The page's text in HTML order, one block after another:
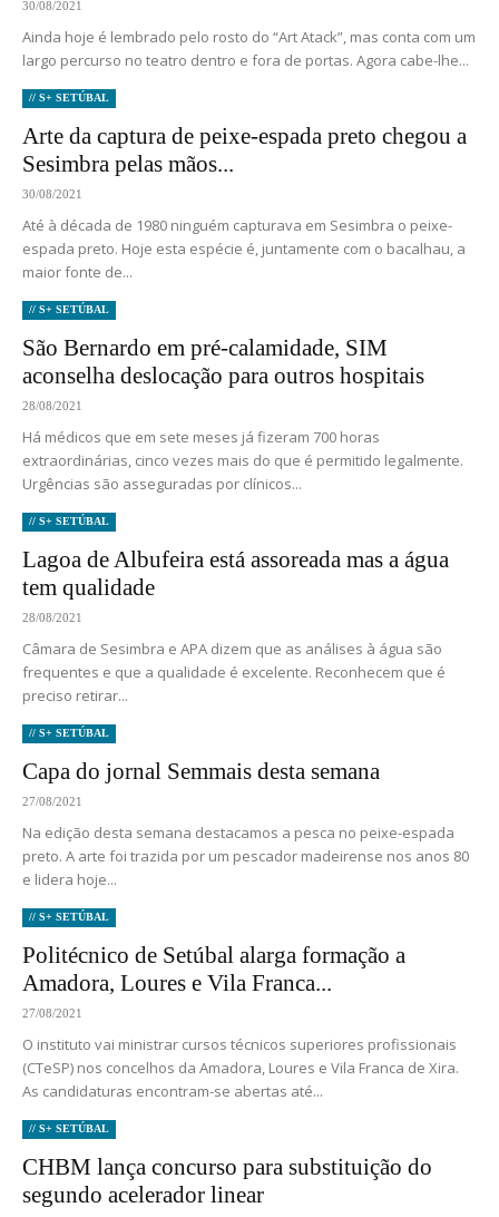
30/08/2021
Ainda hoje é lembrado pelo rosto do “Art Atack”, mas conta com um
largo percurso no teatro dentro e fora de portas. Agora cabe-lhe...
// S+ SETÚBAL
Arte da captura de peixe-espada preto chegou a
Sesimbra pelas mãos...
30/08/2021
Até à década de 1980 ninguém capturava em Sesimbra o peixe-
espada preto. Hoje esta espécie é, juntamente com o bacalhau, a
maior fonte de...
// S+ SETÚBAL
São Bernardo em pré-calamidade, SIM
aconselha deslocação para outros hospitais
28/08/2021
Há médicos que em sete meses já fizeram 700 horas
extraordinárias, cinco vezes mais do que é permitido legalmente.
Urgências são asseguradas por clínicos...
// S+ SETÚBAL
Lagoa de Albufeira está assoreada mas a água
tem qualidade
28/08/2021
Câmara de Sesimbra e APA dizem que as análises à água são
frequentes e que a qualidade é excelente. Reconhecem que é
preciso retirar...
// S+ SETÚBAL
Capa do jornal Semmais desta semana
27/08/2021
Na edição desta semana destacamos a pesca no peixe-espada
preto. A arte foi trazida por um pescador madeirense nos anos 80
e lidera hoje...
// S+ SETÚBAL
Politécnico de Setúbal alarga formação a
Amadora, Loures e Vila Franca...
27/08/2021
O instituto vai ministrar cursos técnicos superiores profissionais
(CTeSP) nos concelhos da Amadora, Loures e Vila Franca de Xira.
As candidaturas encontram-se abertas até...
// S+ SETÚBAL
CHBM lança concurso para substituição do
segundo acelerador linear